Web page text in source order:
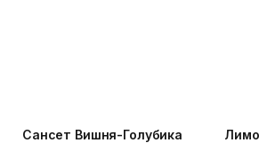
Сансет Вишня-Голубика